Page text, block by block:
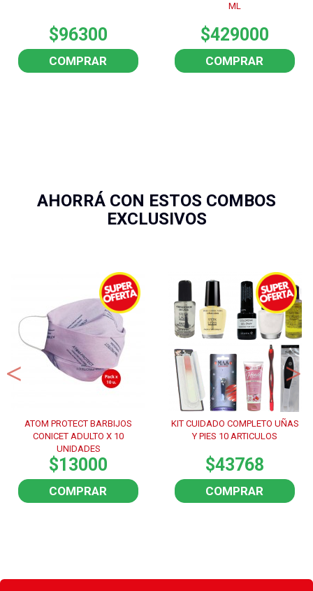
$96300
COMPRAR
ML
$429000
COMPRAR
AHORRÁ CON ESTOS COMBOS
EXCLUSIVOS
ATOM PROTECT BARBIJOS
CONICET ADULTO X 10
UNIDADES
$13000
COMPRAR
KIT CUIDADO COMPLETO UÑAS
Y PIES 10 ARTICULOS
$43768
COMPRAR